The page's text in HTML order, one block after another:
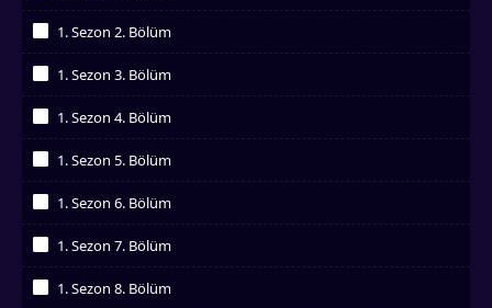
1. Sezon 2. Bölüm
1. Sezon 3. Bölüm
1. Sezon 4. Bölüm
1. Sezon 5. Bölüm
1. Sezon 6. Bölüm
1. Sezon 7. Bölüm
1. Sezon 8. Bölüm